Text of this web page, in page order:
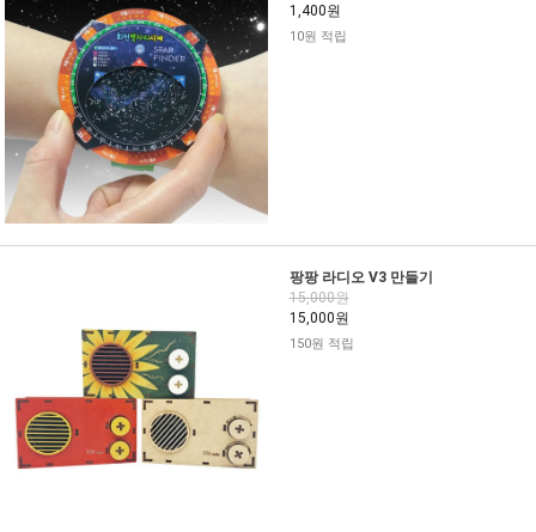
1,400원
10원 적립
팡팡 라디오 V3 만들기
15,000원
15,000원
150원 적립